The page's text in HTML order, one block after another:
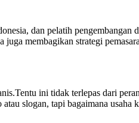
dan pelatih
membagikan strategi
ini tidak terlepas dari
slogan, tapi bagaimana